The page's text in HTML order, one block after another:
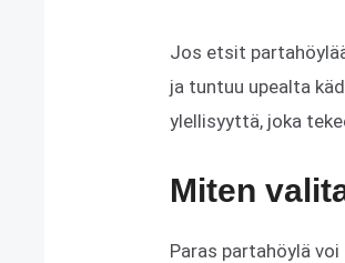
Jos etsit
ja tuntuu upealta
ylellisyyttä, joka
Miten
Paras partahöylä